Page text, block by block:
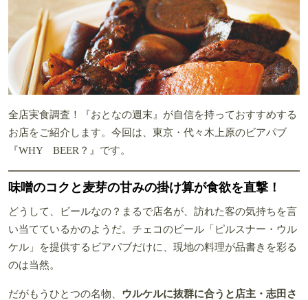
全店実食調査！『おとなの週末』が自信を持っておすすめする
お店をご紹介します。今回は、東京・代々木上原のビアパブ
『WHY BEER？』です。
味噌のコクと麦芽の甘みの掛け算が食欲を直撃！
どうして、ビールなの？まるで店名が、訪れた客の気持ちを言
い当てているかのようだ。チェコのビール「ピルスナー・ウル
ケル」を提供するビアパブだけに、現地の料理が品書きを彩る
のは当然。
だがもうひとつの名物、 ウルケルに抜群に合うと店主・志田さ